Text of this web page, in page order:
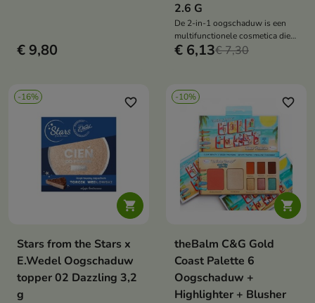
€ 9,80
2.6 G
De 2-in-1 oogschaduw is een
multifunctionele cosmetica die
een revolutie teweegbrengt in
€ 6,13€ 7,30
-16%

favorite_border
Stars from the Stars x
E.Wedel Oogschaduw
topper 02 Dazzling 3,2
g
-10%

favorite_border
theBalm C&G Gold
Coast Palette 6
Oogschaduw +
Highlighter + Blusher